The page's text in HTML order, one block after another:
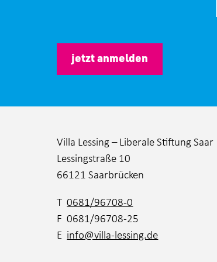
jetzt anmelden
Villa Lessing – Liberale Stiftung Saar
Lessingstraße 10
66121 Saarbrücken
T0681/96708-0
F 0681/96708-25
E info@villa-lessing.de